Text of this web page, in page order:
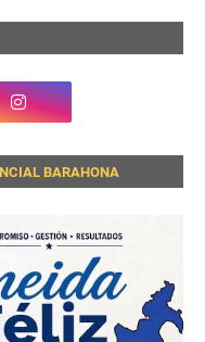
BARAHONA